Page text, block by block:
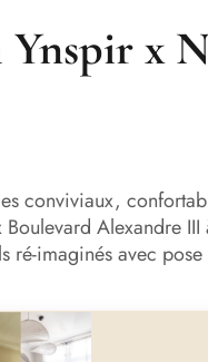
x
conviviaux,
Alexandre
ré-imaginés avec
Après